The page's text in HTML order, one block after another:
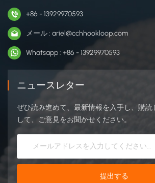
+86 - 13929970593
メール : ariel@cchhookloop.com
Whatsapp : +86 - 13929970593
ニュースレター
ぜひ読み進めて、最新情報を入手し、購読
して、ご意見をお聞かせください。